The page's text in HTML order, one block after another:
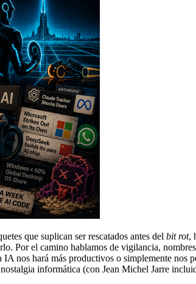
que suplican ser rescatados antes del bit rot,
Por el camino hablamos de vigilancia,
nos hará más productivos o simplemente
informática (con Jean Michel Jarre